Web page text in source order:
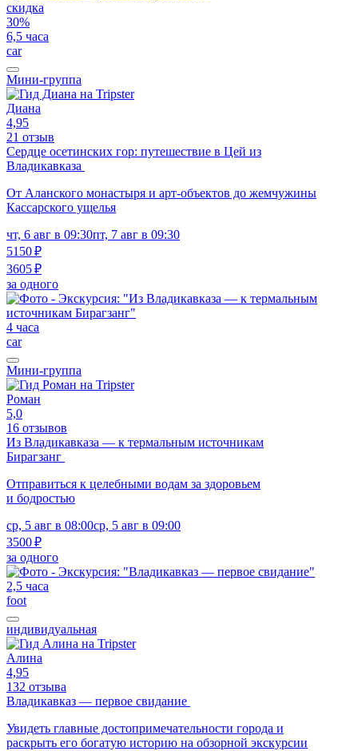
скидка
30%
6,5 часа
car
Мини-группа
Диана
4,95
21 отзыв
Сердце осетинских гор: путешествие в Цей из
Владикавказа
От Аланского монастыря и арт-объектов до жемчужины
Кассарского ущелья
чт, 6 авг в 09:30пт, 7 авг в 09:30
5150 ₽
3605 ₽
за одного
4 часа
car
Мини-группа
Роман
5,0
16 отзывов
Из Владикавказа — к термальным источникам
Бирагзанг
Отправиться к целебными водам за здоровьем
и бодростью
ср, 5 авг в 08:00ср, 5 авг в 09:00
3500 ₽
за одного
2,5 часа
foot
индивидуальная
Алина
4,95
132 отзыва
Владикавказ — первое свидание
Увидеть главные достопримечательности города и
раскрыть его богатую историю на обзорной экскурсии